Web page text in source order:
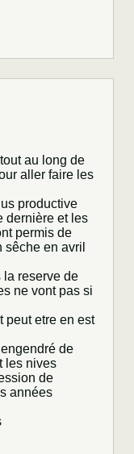
au long de
aller faire les
productive
dernière et les
permis de
en avril
la reserve de
ne vont pas si
peut etre en est
de
les nives
de
années